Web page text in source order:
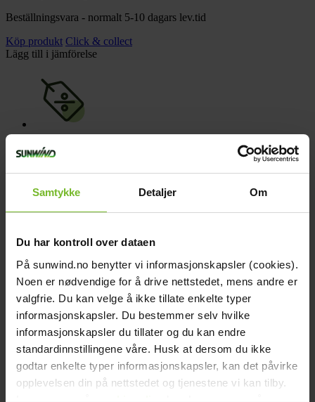
Samtykke Detaljer Om
Du har kontroll over dataen
På sunwind.no benytter vi informasjonskapsler (cookies).
Noen er nødvendige for å drive nettstedet, mens andre er
valgfrie. Du kan velge å ikke tillate enkelte typer
informasjonskapsler. Du bestemmer selv hvilke
informasjonskapsler du tillater og du kan endre
standardinnstillingene våre. Husk at dersom du ikke
godtar enkelte typer informasjonskapsler, kan det påvirke
opplevelsen din på nettstedet og tjenestene vi kan tilby.
Les mer om vårcookiepolicyher. Les mer om våre
Beställningsvara - normalt 5-10 dagars lev.tid
Köp produkt Click & collect
Lägg till i jämförelse
Bonus på alla köp
Click & Collect
Fraktfritt till våra återförsäljare